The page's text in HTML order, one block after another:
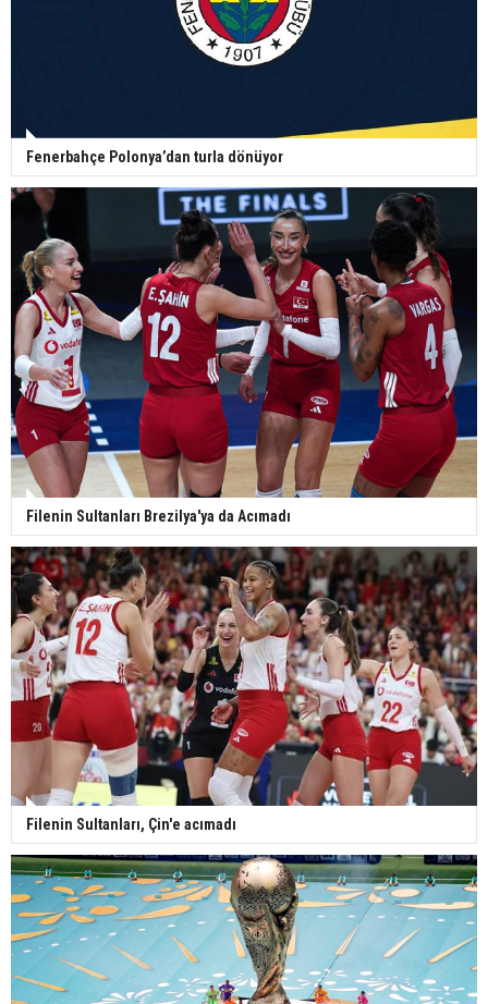
Fenerbahçe Polonya’dan turla dönüyor
Filenin Sultanları Brezilya'ya da Acımadı
Filenin Sultanları, Çin'e acımadı